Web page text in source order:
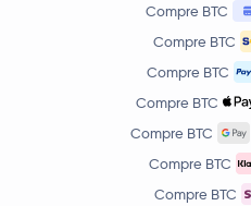
Compre BTC
Compre BTC
Compre BTC
Compre BTC
Compre BTC
Compre BTC
Compre BTC